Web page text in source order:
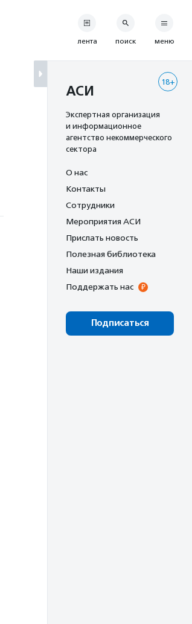
лента поиск меню
18+
АСИ
Экспертная организация
и информационное
агентство некоммерческого
сектора
О нас
Контакты
Сотрудники
Мероприятия АСИ
Прислать новость
Полезная библиотека
Наши издания
Поддержать нас
Подписаться